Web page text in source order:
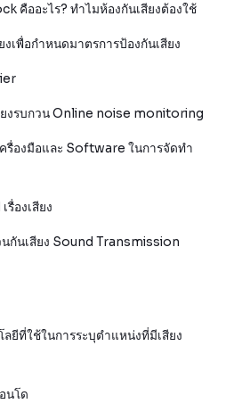
คืออะไร? ทำไมห้องกันเสียงต้องใช้
งเพื่อกำหนดมาตรการป้องกันเสียง
งรบกวน Online noise monitoring
องมือและ Software ในการจัดทำ
องเสียง
กันเสียง Sound Transmission
ยีที่ใช้ในการระบุตำแหน่งที่มีเสียง
นโด